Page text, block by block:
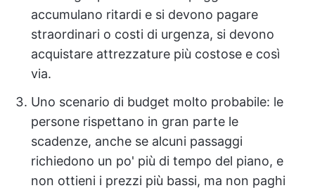
accumulano ritardi e si devono pagare
straordinari o costi di urgenza, si devono
acquistare attrezzature più costose e così
via.
Uno scenario di budget molto probabile: le
persone rispettano in gran parte le
scadenze, anche se alcuni passaggi
richiedono un po' più di tempo del piano, e
non ottieni i prezzi più bassi, ma non paghi